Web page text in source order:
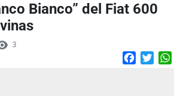
Bianco” del Fiat 600
3
Facebook